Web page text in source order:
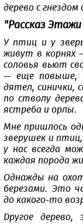
дерево с гнездом
"Рассказ
У птиц и у
живут в корнях
соловья вьют
— еще повыше,
дятел, синички,
по стволу
ястреба и орлы.
Мне пришлось
зверушек и птиц,
у нас всегда
каждая порода
Однажды на
березами. Это
до какого-то
Другое